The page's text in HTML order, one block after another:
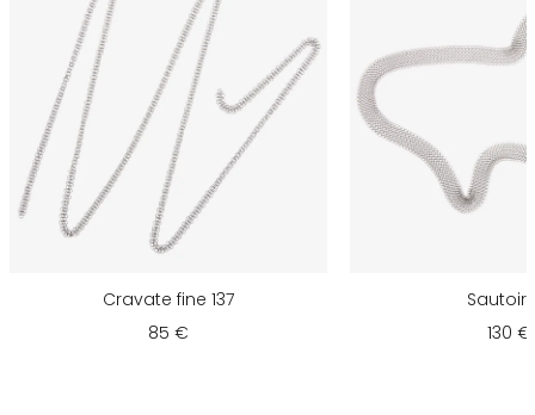
Cravate fine 137
85 €
Sautoir
130 €